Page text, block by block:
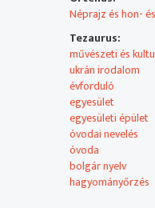
az Ukrajnában
Az Országos
nem csak
amelyek
Így először az
Néprajz és hon-
Tezaurus:
művészeti és
ukrán irodalom
évforduló
egyesület
egyesületi épület
óvodai nevelés
óvoda
bolgár nyelv
hagyományőrzés